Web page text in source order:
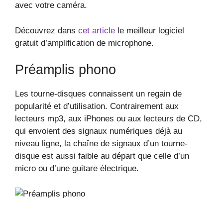
avec votre caméra.
Découvrez dans cet article le meilleur logiciel
gratuit d’amplification de microphone.
Préamplis phono
Les tourne-disques connaissent un regain de
popularité et d’utilisation. Contrairement aux
lecteurs mp3, aux iPhones ou aux lecteurs de CD,
qui envoient des signaux numériques déjà au
niveau ligne, la chaîne de signaux d’un tourne-
disque est aussi faible au départ que celle d’un
micro ou d’une guitare électrique.